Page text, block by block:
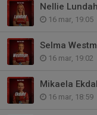
Nellie
16 mar, 19:05
Selma
16 mar, 19:02
Mikaela
16 mar, 18:59